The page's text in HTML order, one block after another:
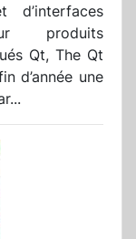
d’interfaces
produits
Qt, The Qt
d’année une